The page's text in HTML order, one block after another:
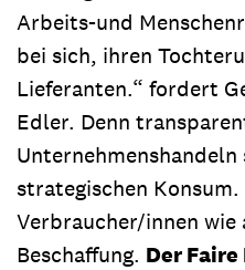
Arbeits-und
bei sich, ihren
Lieferanten.“ fordert
Edler. Denn
Unternehmenshandeln
strategischen
Verbraucher/innen
Beschaffung. Der